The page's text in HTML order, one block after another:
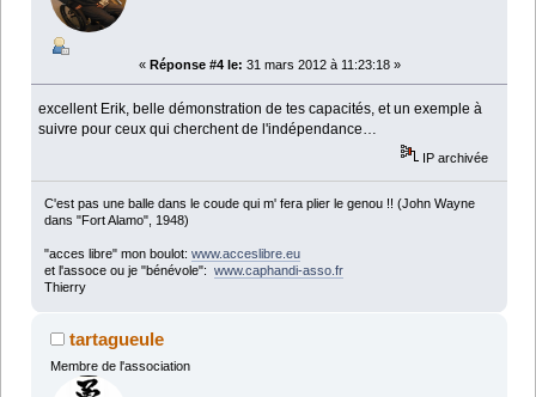
« Réponse #4 le: 31 mars 2012 à 11:23:18 »
excellent Erik, belle démonstration de tes capacités, et un exemple à
suivre pour ceux qui cherchent de l'indépendance…
IP archivée
C'est pas une balle dans le coude qui m' fera plier le genou !! (John Wayne
dans "Fort Alamo", 1948)
"acces libre" mon boulot: www.acceslibre.eu
et l'assoce ou je "bénévole": www.caphandi-asso.fr
Thierry
tartagueule
Membre de l'association